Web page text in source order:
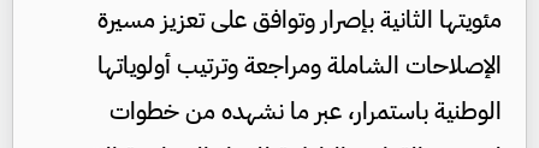
مئويتها الثانية بإصرار وتوافق على تعزيز مسيرة
الإصلاحات الشاملة ومراجعة وترتيب أولوياتها
الوطنية باستمرار، عبر ما نشهده من خطوات